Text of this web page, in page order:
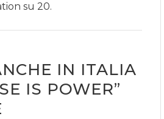
su 20.
IN ITALIA
IS POWER”